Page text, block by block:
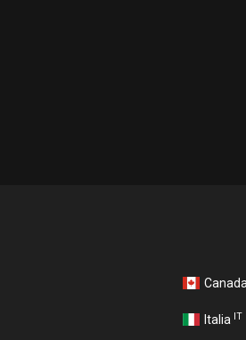
Canada
Italia IT